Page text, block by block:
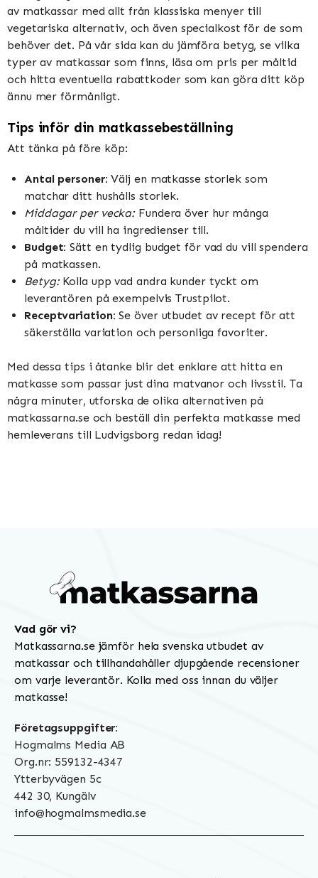
av matkassar med allt från klassiska menyer till
vegetariska alternativ, och även specialkost för de som
behöver det. På vår sida kan du jämföra betyg, se vilka
typer av matkassar som finns, läsa om pris per måltid
och hitta eventuella rabattkoder som kan göra ditt köp
ännu mer förmånligt.
Tips inför din matkassebeställning
Att tänka på före köp:
Antal personer: Välj en matkasse storlek som
matchar ditt hushålls storlek.
Middagar per vecka:Fundera över hur många
måltider du vill ha ingredienser till.
Budget: Sätt en tydlig budget för vad du vill spendera
på matkassen.
Betyg:Kolla upp vad andra kunder tyckt om
leverantören på exempelvis Trustpilot.
Receptvariation: Se över utbudet av recept för att
säkerställa variation och personliga favoriter.
Med dessa tips i åtanke blir det enklare att hitta en
matkasse som passar just dina matvanor och livsstil. Ta
några minuter, utforska de olika alternativen på
matkassarna.se och beställ din perfekta matkasse med
hemleverans till Ludvigsborg redan idag!
Vad gör vi?
Matkassarna.se jämför hela svenska utbudet av
matkassar och tillhandahåller djupgående recensioner
om varje leverantör. Kolla med oss innan du väljer
matkasse!
Företagsuppgifter:
Hogmalms Media AB
Org.nr: 559132-4347
Ytterbyvägen 5c
442 30, Kungälv
info@hogmalmsmedia.se